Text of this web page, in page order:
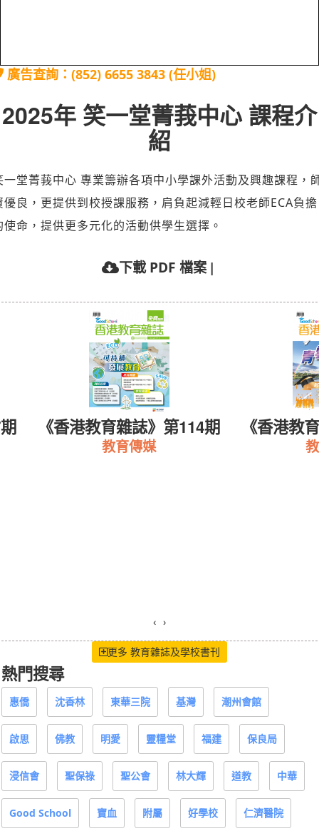
廣告查詢：(852) 6655 3843 (任小姐)
2025年 笑一堂菁莪中心 課程介
紹
一堂菁莪中心 專業籌辦各項中小學課外活動及興趣課程，
優良，更提供到校授課服務，肩負起減輕日校老師ECA負擔
使命，提供更多元化的活動供學生選擇。
下載 PDF 檔案 |
《香港教育雜誌》第114期
教育傳媒
《香港教
‹ ›
更多 教育雜誌及學校書刊
熱門搜尋
惠僑 沈香林 東華三院 基灣 潮州會館
啟思 佛教 明愛 靈糧堂 福建 保良局
浸信會 聖保祿 聖公會 林大輝 道教 中華
Good School 寶血 附屬 好學校 仁濟醫院